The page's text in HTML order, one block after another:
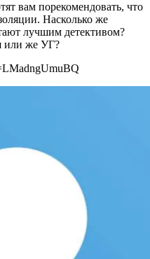
вам порекомендовать, что
Насколько же
лучшим детективом?
или же УГ?